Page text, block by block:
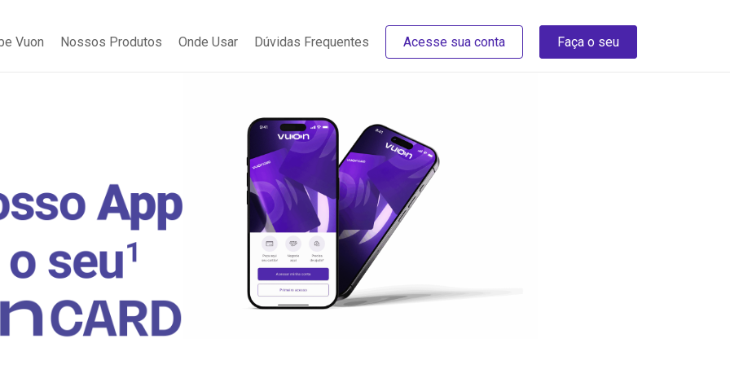
Vuon Nossos Produtos Onde Usar Dúvidas Frequentes Acesse sua conta Faça o seu